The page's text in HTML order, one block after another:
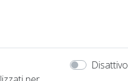
Disattivo